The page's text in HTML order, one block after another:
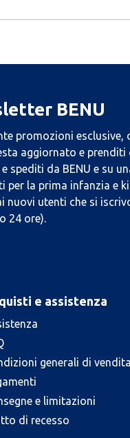
BENU
promozioni esclusive,
aggiornato e
da BENU e su
per la prima infanzia e
nuovi utenti che si
24 ore).
e assistenza
generali di vendita
e limitazioni
di recesso